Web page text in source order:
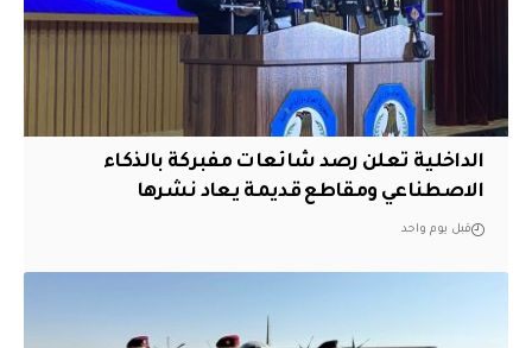
الداخلية تعلن رصد شائعات مفبركة بالذكاء
الاصطناعي ومقاطع قديمة يعاد نشرها
قبل يوم واحد